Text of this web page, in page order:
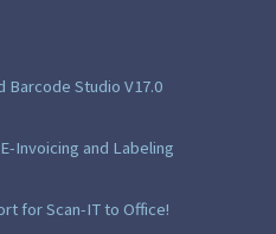
Studio V17.0
Invoicing and Labeling
for Scan-IT to Office!